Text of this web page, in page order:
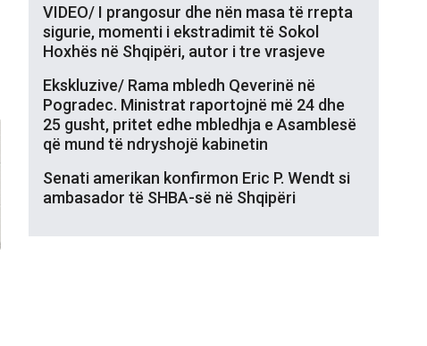
VIDEO/ I prangosur dhe nën masa të rrepta
sigurie, momenti i ekstradimit të Sokol
Hoxhës në Shqipëri, autor i tre vrasjeve
Ekskluzive/ Rama mbledh Qeverinë në
Pogradec. Ministrat raportojnë më 24 dhe
25 gusht, pritet edhe mbledhja e Asamblesë
që mund të ndryshojë kabinetin
Senati amerikan konfirmon Eric P. Wendt si
ambasador të SHBA-së në Shqipëri